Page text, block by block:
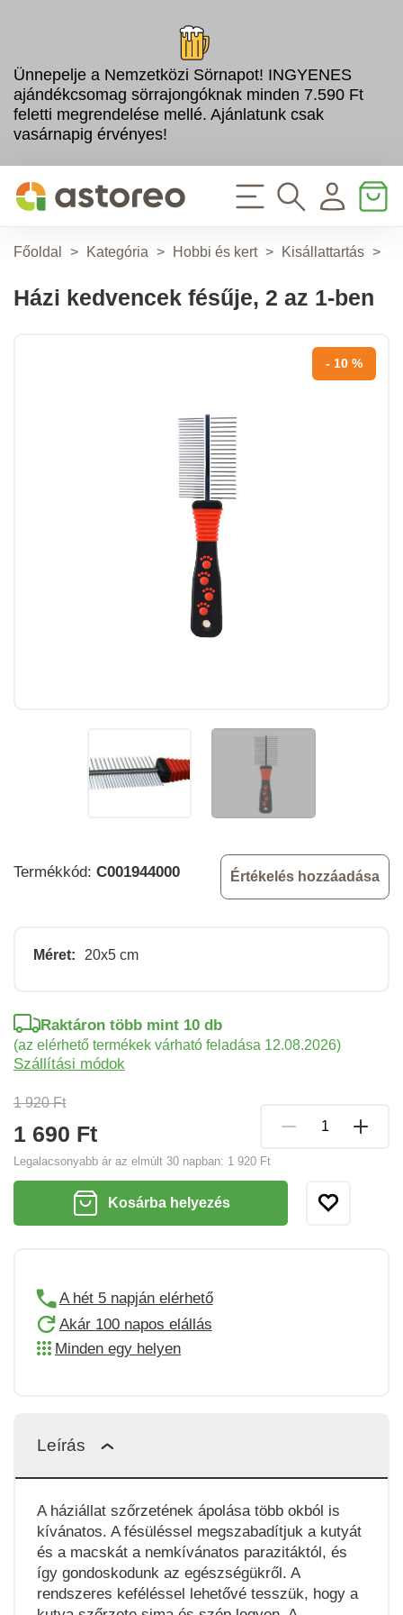
Ünnepelje a Nemzetközi Sörnapot! INGYENES
ajándékcsomag sörrajongóknak minden 7.590 Ft
feletti megrendelése mellé. Ajánlatunk csak
vasárnapig érvényes!
Főoldal > Kategória > Hobbi és kert > Kisállattartás >
Házi kedvencek fésűje, 2 az 1-ben
- 10 %
Termékkód: C001944000 Értékelés hozzáadása
Méret: 20x5 cm
1 920 Ft
1 690 Ft
Legalacsonyabb ár az elmúlt 30 napban: 1 920 Ft
Raktáron több mint 10 db
(az elérhető termékek várható feladása 12.08.2026)
Szállítási módok
Kosárba helyezés
A hét 5 napján elérhető
Akár 100 napos elállás
Minden egy helyen
Leírás
A háziállat szőrzetének ápolása több okból is
kívánatos. A fésüléssel megszabadítjuk a kutyát
és a macskát a nemkívánatos parazitáktól, és
így gondoskodunk az egészségükről. A
rendszeres keféléssel lehetővé tesszük, hogy a